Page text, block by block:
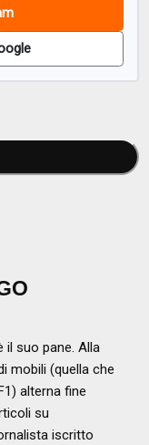
il suo pane. Alla
mobili (quella che
alterna fine
su
iscritto